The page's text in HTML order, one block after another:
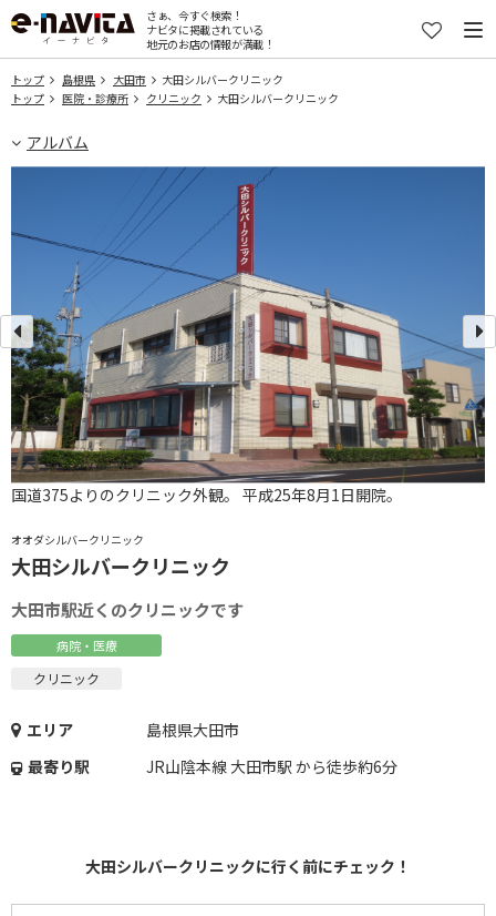
さぁ、今すぐ検索！
ナビタに掲載されている
地元のお店の情報が満載！
トップ 島根県 大田市
大田シルバークリニック
トップ
医院・診療所 クリニック 大田シルバークリニック
アルバム
オオダシルバークリニック
大田シルバークリニック
大田市駅近くのクリニックです
病院・医療
クリニック
エリア
島根県大田市
最寄り駅
JR山陰本線 大田市駅 から徒歩約6分
大田シルバークリニックに行く前にチェック！
国道375よりのクリニック外観。 平成25年8月1日開院。